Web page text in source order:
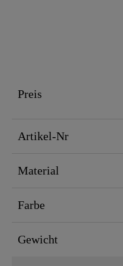
Preis
Artikel-Nr
Material
Farbe
Gewicht